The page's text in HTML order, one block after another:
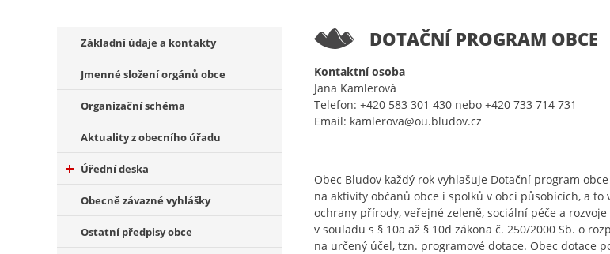
Základní údaje a kontakty
Jmenné složení orgánů obce
Organizační schéma
Aktuality z obecního úřadu
Úřední deska
Obecně závazné vyhlášky
Ostatní předpisy obce
DOTAČNÍ PROGRAM OBCE
Kontaktní osoba
Jana Kamlerová
Telefon: +420 583 301 430 nebo +420 733 714 731
Email: kamlerova@ou.bludov.cz
Obec Bludov každý rok vyhlašuje Dotační program
na aktivity občanů obce i spolků v obci působících, a
ochrany přírody, veřejné zeleně, sociální péče a
v souladu s § 10a až § 10d zákona č. 250/2000 Sb. o
na určený účel, tzn. programové dotace. Obec dotace